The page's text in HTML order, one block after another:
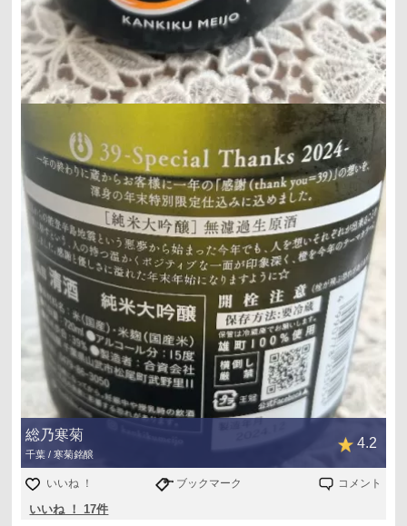
総乃寒菊
千葉 / 寒菊銘醸
4.2
いいね ！ ブックマーク コメント
いいね ！ 17件